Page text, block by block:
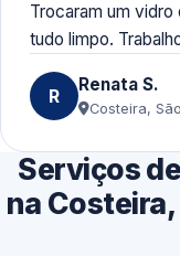
Trocaram um
tudo limpo.
R Renata S.
Costeira,
Serviços
na